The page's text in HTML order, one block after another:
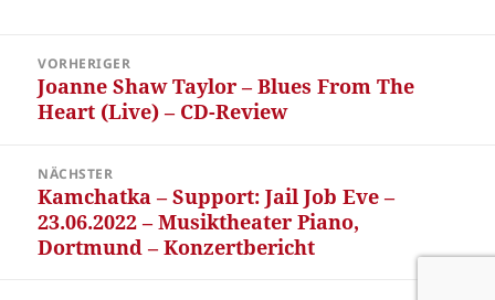
VORHERIGER
Vorheriger
Beitrag:
Joanne Shaw Taylor – Blues From The
Heart (Live) – CD-Review
NÄCHSTER
Nächster
Beitrag:
Kamchatka – Support: Jail Job Eve –
23.06.2022 – Musiktheater Piano,
Dortmund – Konzertbericht